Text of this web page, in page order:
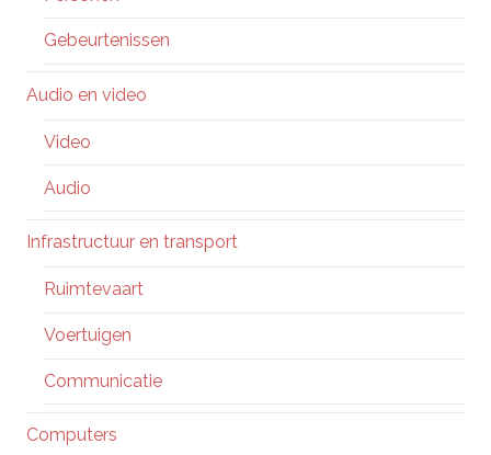
Gebeurtenissen
Audio en video
Video
Audio
Infrastructuur en transport
Ruimtevaart
Voertuigen
Communicatie
Computers